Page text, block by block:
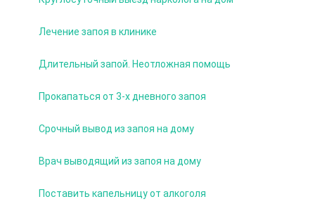
Лечение запоя в клинике
Длительный запой. Неотложная помощь
Прокапаться от 3-х дневного запоя
Срочный вывод из запоя на дому
Врач выводящий из запоя на дому
Поставить капельницу от алкоголя